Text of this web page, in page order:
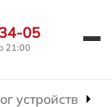
05
21:00
устройств